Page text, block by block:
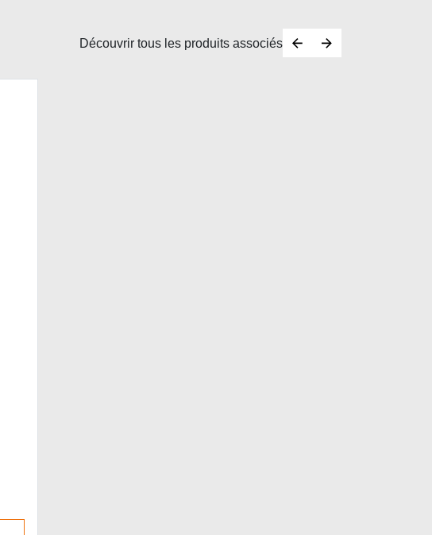
Découvrir tous les produits associés